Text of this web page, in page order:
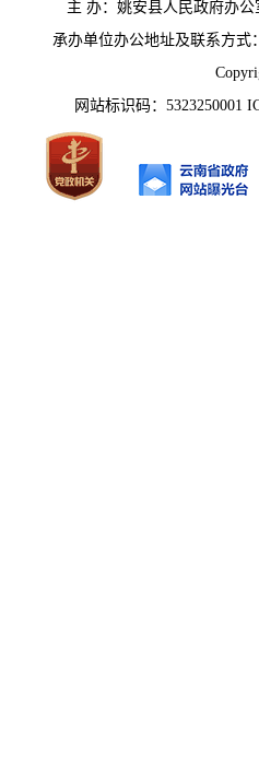
主 办：姚安县人民政府办
承办单位办公地址及联系方式
网站标识码：5323250001